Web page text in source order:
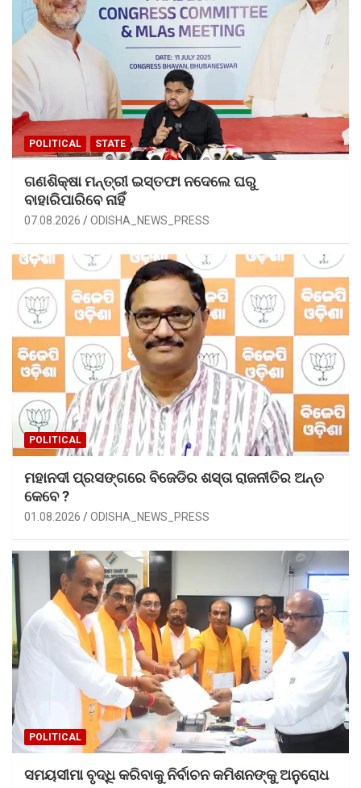
POLITICAL STATE
ଗଣଶିକ୍ଷା ମନ୍ତ୍ରୀ ଇସ୍ତଫା ନଦେଲେ ଘରୁ
ବାହାରିପାରିବେ ନାହିଁ
07.08.2026 ODISHA_NEWS_PRESS
POLITICAL
ମହାନଦୀ ପ୍ରସଙ୍ଗରେ ବିଜେଡିର ଶସ୍ତା ରାଜନୀତିର ଅନ୍ତ
କେବେ ?
01.08.2026 ODISHA_NEWS_PRESS
POLITICAL
ସମୟସୀମା ବୃଦ୍ଧି କରିବାକୁ ନିର୍ବାଚନ କମିଶନଙ୍କୁ ଅନୁରୋଧ